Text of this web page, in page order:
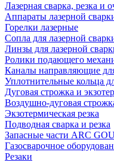
Лазерная сварка, резка и
Аппараты лазерной
Горелки лазерные
Сопла для лазерной
Линзы для лазерной
Ролики подающего
Каналы направляющие
Уплотнительные кольца
Дуговая строжка и
Воздушно-дуговая
Экзотермическая резка
Подводная сварка и резка
Запасные части ARC
Газосварочное
Резаки